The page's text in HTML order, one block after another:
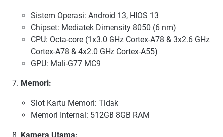
Sistem Operasi: Android 13, HIOS 13
Chipset: Mediatek Dimensity 8050 (6 nm)
CPU: Octa-core (1x3.0 GHz Cortex-A78 & 3x2.6 GHz
Cortex-A78 & 4x2.0 GHz Cortex-A55)
GPU: Mali-G77 MC9
Memori:
Slot Kartu Memori: Tidak
Memori Internal: 512GB 8GB RAM
Kamera Utama: